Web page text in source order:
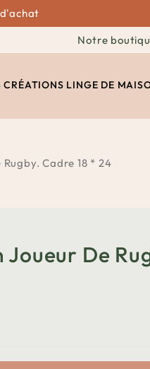
Notre
CRÉATIONS LINGE DE
Cadre 18 * 24
Joueur De